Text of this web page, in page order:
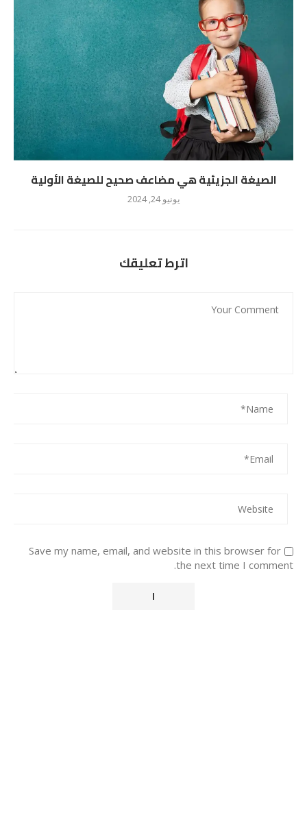
الصيغة الجزيئية هي مضاعف صحيح للصيغة الأولية
يونيو 24, 2024
اترط تعليقك
Save my name, email, and website in this browser for
the next time I comment.